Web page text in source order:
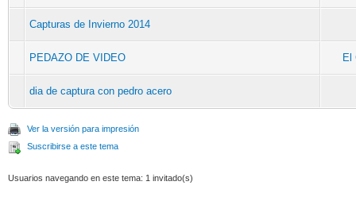
Capturas de Invierno 2014
PEDAZO DE VIDEO El
dia de captura con pedro acero
Ver la versión para impresión
Suscribirse a este tema
Usuarios navegando en este tema: 1 invitado(s)